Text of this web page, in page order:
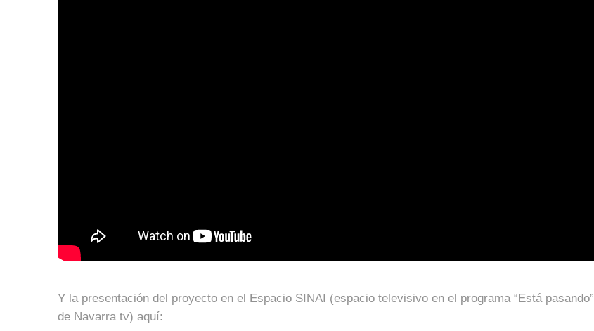
Y la presentación del proyecto en el Espacio SINAI (espacio televisivo en el programa “Está pasando”
de Navarra tv) aquí: